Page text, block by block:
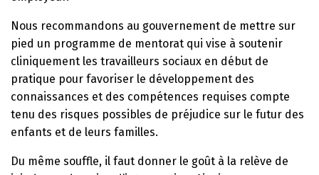
Nous recommandons au gouvernement de mettre sur
pied un programme de mentorat qui vise à soutenir
cliniquement les travailleurs sociaux en début de
pratique pour favoriser le développement des
connaissances et des compétences requises compte
tenu des risques possibles de préjudice sur le futur des
enfants et de leurs familles.
Du même souffle, il faut donner le goût à la relève de